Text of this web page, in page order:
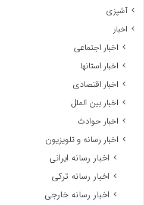
آشپزی
اخبار
اخبار اجتماعی
اخبار استانها
اخبار اقتصادی
اخبار بین الملل
اخبار حوادث
اخبار رسانه و تلویزیون
اخبار رسانه ایرانی
اخبار رسانه ترکی
اخبار رسانه خارجی